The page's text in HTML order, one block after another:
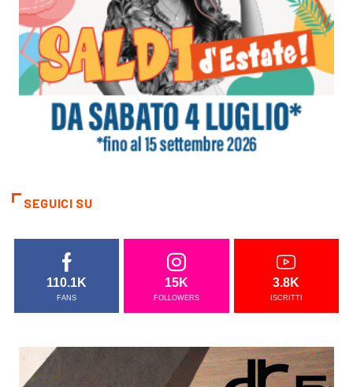
SEGUICI SU
110.1K
FANS
15K
FOLLOWERS
3.8K
ISCRITTI